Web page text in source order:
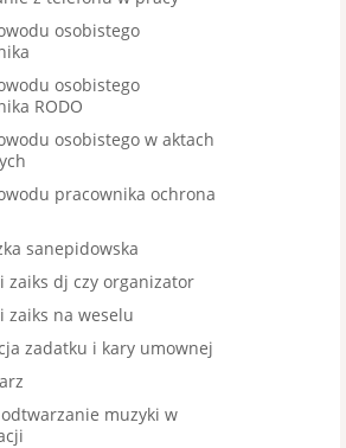
osobistego
osobistego
RODO
osobistego w aktach
pracownika ochrona
sanepidowska
zaiks dj czy organizator
zaiks na weselu
zadatku i kary umownej
muzyki w